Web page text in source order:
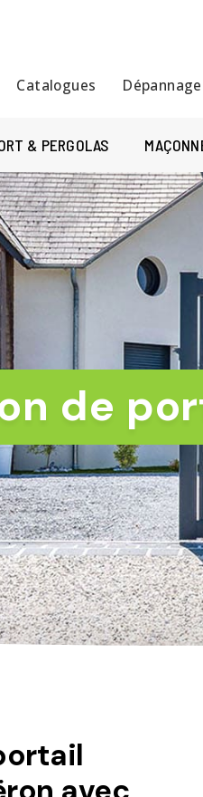
Catalogues Dépannage
& PERGOLAS
de